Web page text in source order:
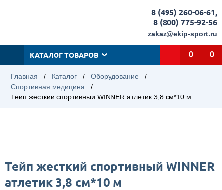
8 (495) 260-06-61,
8 (800) 775-92-56
zakaz@ekip-sport.ru
КАТАЛОГ ТОВАРОВ 0 0
Главная / Каталог / Оборудование
/
Спортивная медицина
/
Тейп жесткий спортивный WINNER атлетик 3,8 см*10 м
Тейп жесткий спортивный WINNER
атлетик 3,8 см*10 м